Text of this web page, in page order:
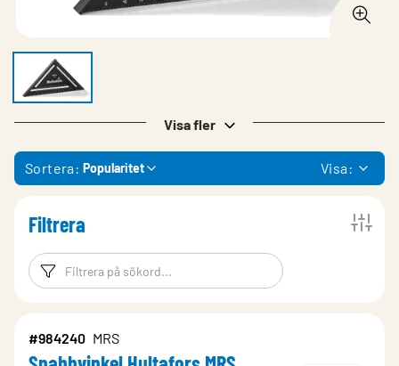
Visa fler
Sortera: Popularitet Visa:
Filtrera
Filtreringsord Filtrera
#984240 MRS